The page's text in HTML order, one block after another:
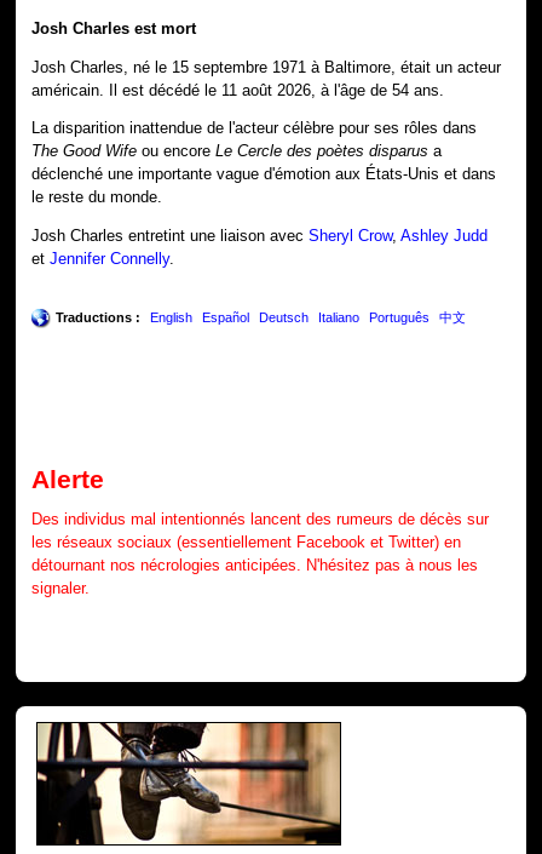
Josh Charles est mort
Josh Charles, né le 15 septembre 1971 à Baltimore, était un acteur
américain. Il est décédé le 11 août 2026, à l'âge de 54 ans.
La disparition inattendue de l'acteur célèbre pour ses rôles dans
The Good Wife ou encoreLe Cercle des poètes disparus a
déclenché une importante vague d'émotion aux États-Unis et dans
le reste du monde.
Josh Charles entretint une liaison avecSheryl Crow,Ashley Judd
etJennifer Connelly.
Traductions : English Español Deutsch Italiano Português 中文
Alerte
Des individus mal intentionnés lancent des rumeurs de décès sur
les réseaux sociaux (essentiellement Facebook et Twitter) en
détournant nos nécrologies anticipées. N'hésitez pas à nous les
signaler.